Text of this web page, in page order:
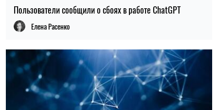
Пользователи сообщили о сбоях в работе ChatGPT
Елена Расенко